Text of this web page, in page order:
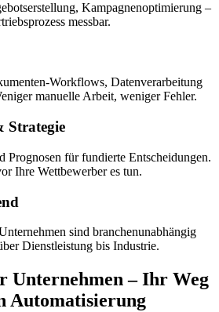
Kampagnenoptimierung –
messbar.
Workflows, Datenverarbeitung
manuelle Arbeit, weniger Fehler.
Strategie
Prognosen für fundierte Entscheidungen.
Ihre Wettbewerber es tun.
sind branchenunabhängig
Dienstleistung bis Industrie.
Unternehmen – Ihr Weg
Automatisierung